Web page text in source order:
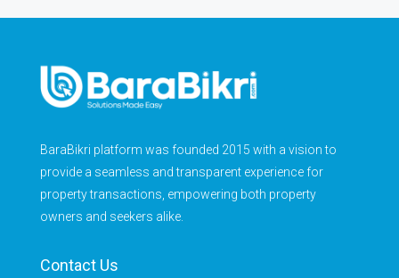
BaraBikri platform was founded 2015 with a vision to
provide a seamless and transparent experience for
property transactions, empowering both property
owners and seekers alike.
Contact Us